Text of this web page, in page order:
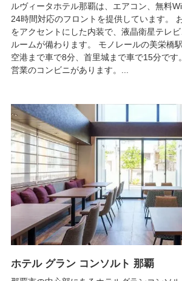
ルヴィータホテル那覇は、エアコン、無料
24時間対応のフロントを提供しています。
をアクセントにした内装で、液晶衛星テレ
ルームが備わります。 モノレールの美栄橋
空港まで車で8分、首里城まで車で15分です
営業のコンビニがあります。...
ホテル グラン コンソルト 那覇